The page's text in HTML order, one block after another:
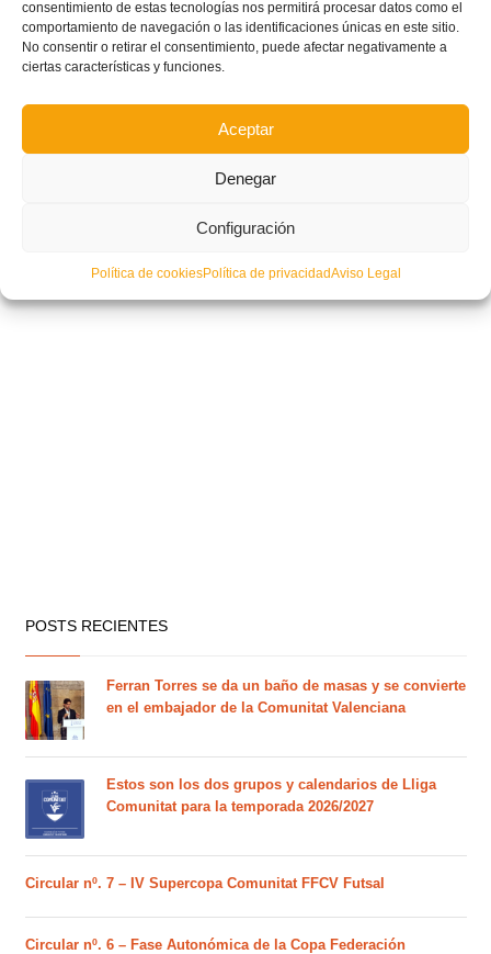
consentimiento de estas tecnologías nos permitirá procesar datos como el
comportamiento de navegación o las identificaciones únicas en este sitio.
No consentir o retirar el consentimiento, puede afectar negativamente a
ciertas características y funciones.
Aceptar
Denegar
Configuración
Política de cookiesPolítica de privacidadAviso Legal
POSTS RECIENTES
Ferran Torres se da un baño de masas y se convierte
en el embajador de la Comunitat Valenciana
Estos son los dos grupos y calendarios de Lliga
Comunitat para la temporada 2026/2027
Circular nº. 7 – IV Supercopa Comunitat FFCV Futsal
Circular nº. 6 – Fase Autonómica de la Copa Federación